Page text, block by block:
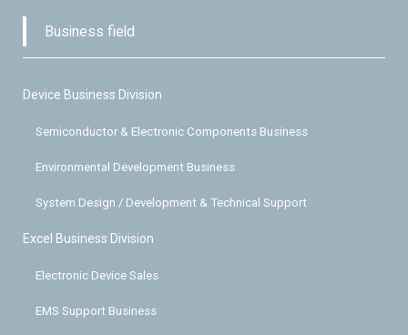
Business field
Device Business Division
Semiconductor & Electronic Components Business
Environmental Development Business
System Design / Development & Technical Support
Excel Business Division
Electronic Device Sales
EMS Support Business